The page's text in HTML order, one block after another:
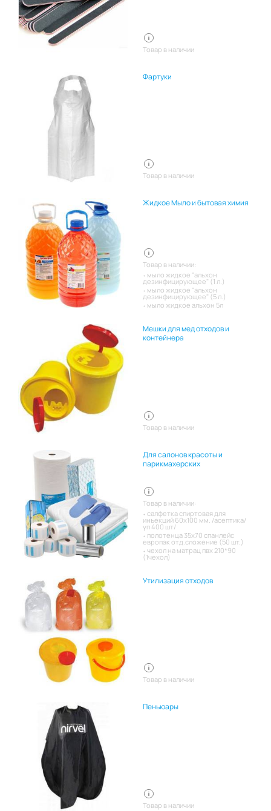
Товар в наличии
Фартуки
Товар в наличии
Жидкое Мыло и бытовая химия
Товар в наличии:
мыло жидкое "альхон
дезинфицирующее" (1 л.)
мыло жидкое "альхон
дезинфицирующее" (5 л.)
мыло жидкое альхон 5л
Мешки для мед отходов и
контейнера
Товар в наличии
Для салонов красоты и
парикмахерских
Товар в наличии:
салфетка спиртовая для
инъекций 60х100 мм. /асептика/
уп 400 шт/
полотенца 35х70 спанлейс
европак отд.сложение (50 шт.)
чехол на матрац пвх 210*90
(1чехол)
Утилизация отходов
Товар в наличии
Пеньюары
Товар в наличии